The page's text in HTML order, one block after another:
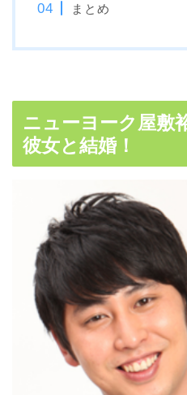
まとめ
ニューヨーク屋敷
彼女と結婚！